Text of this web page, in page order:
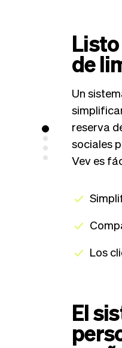
de
Un
reserva
sociales
Vev es
Los
El